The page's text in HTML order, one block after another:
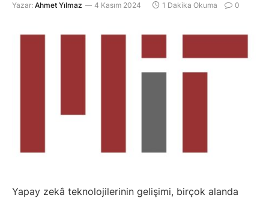
Yazar: Ahmet Yılmaz 4 Kasım 2024 1 Dakika Okuma 0
Yapay zekâ teknolojilerinin gelişimi, birçok alanda